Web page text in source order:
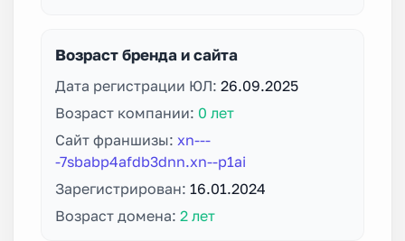
Возраст бренда и сайта
Дата регистрации ЮЛ: 26.09.2025
Возраст компании: 0 лет
Сайт франшизы: xn---
-7sbabp4afdb3dnn.xn--p1ai
Зарегистрирован: 16.01.2024
Возраст домена: 2 лет